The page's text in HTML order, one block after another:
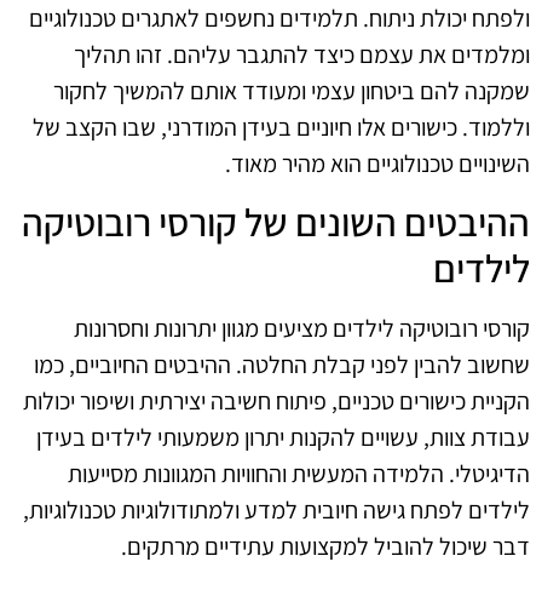
ולפתח יכולת ניתוח. תלמידים נחשפים לאתגרים טכנולוגיים
ומלמדים את עצמם כיצד להתגבר עליהם. זהו תהליך
שמקנה להם ביטחון עצמי ומעודד אותם להמשיך לחקור
וללמוד. כישורים אלו חיוניים בעידן המודרני, שבו הקצב של
השינויים טכנולוגיים הוא מהיר מאוד.
ההיבטים השונים של קורסי רובוטיקה
לילדים
קורסי רובוטיקה לילדים מציעים מגוון יתרונות וחסרונות
שחשוב להבין לפני קבלת החלטה. ההיבטים החיוביים, כמו
הקניית כישורים טכניים, פיתוח חשיבה יצירתית ושיפור יכולות
עבודת צוות, עשויים להקנות יתרון משמעותי לילדים בעידן
הדיגיטלי. הלמידה המעשית והחוויות המגוונות מסייעות
לילדים לפתח גישה חיובית למדע ולמתודולוגיות טכנולוגיות,
דבר שיכול להוביל למקצועות עתידיים מרתקים.